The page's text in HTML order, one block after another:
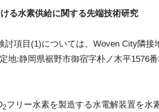
る水素供給に関する先端技術研究
項目(1)については、Woven City隣接
地:静岡県裾野市御宿字朴ノ木平1576
2フリー水素を製造する水電解装置を水